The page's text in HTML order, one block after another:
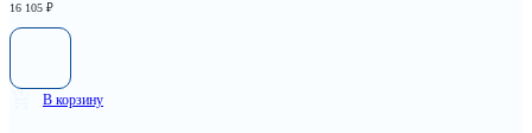
16 105 ₽
В корзину